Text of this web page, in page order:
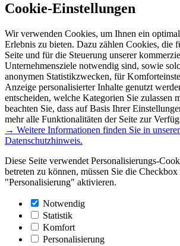
Cookie-Einstellungen
Wir verwenden Cookies, um Ihnen ein
Erlebnis zu bieten. Dazu zählen Cookies, die
Seite und für die Steuerung unserer
Unternehmensziele notwendig sind, sowie
anonymen Statistikzwecken, für
Anzeige personalisierter Inhalte genutzt
entscheiden, welche Kategorien Sie zulassen
beachten Sie, dass auf Basis Ihrer
mehr alle Funktionalitäten der Seite zur
→ Weitere Informationen finden Sie in
Datenschutzhinweis.
Diese Seite verwendet Personalisierungs-
betreten zu können, müssen Sie die Checkbox
"Personalisierung" aktivieren.
Notwendig
Statistik
Komfort
Personalisierung